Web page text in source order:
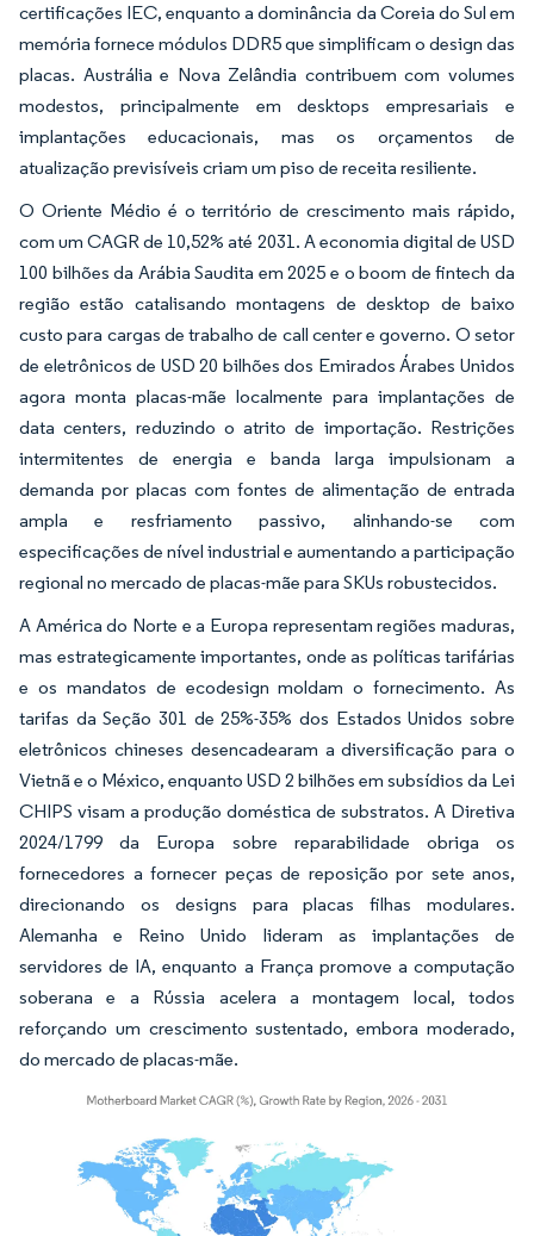
certificações IEC, enquanto a dominância da Coreia do Sul em
memória fornece módulos DDR5 que simplificam o design das
placas. Austrália e Nova Zelândia contribuem com volumes
modestos, principalmente em desktops empresariais e
implantações educacionais, mas os orçamentos de
atualização previsíveis criam um piso de receita resiliente.
O Oriente Médio é o território de crescimento mais rápido,
com um CAGR de 10,52% até 2031. A economia digital de USD
100 bilhões da Arábia Saudita em 2025 e o boom de fintech da
região estão catalisando montagens de desktop de baixo
custo para cargas de trabalho de call center e governo. O setor
de eletrônicos de USD 20 bilhões dos Emirados Árabes Unidos
agora monta placas-mãe localmente para implantações de
data centers, reduzindo o atrito de importação. Restrições
intermitentes de energia e banda larga impulsionam a
demanda por placas com fontes de alimentação de entrada
ampla e resfriamento passivo, alinhando-se com
especificações de nível industrial e aumentando a participação
regional no mercado de placas-mãe para SKUs robustecidos.
A América do Norte e a Europa representam regiões maduras,
mas estrategicamente importantes, onde as políticas tarifárias
e os mandatos de ecodesign moldam o fornecimento. As
tarifas da Seção 301 de 25%-35% dos Estados Unidos sobre
eletrônicos chineses desencadearam a diversificação para o
Vietnã e o México, enquanto USD 2 bilhões em subsídios da Lei
CHIPS visam a produção doméstica de substratos. A Diretiva
2024/1799 da Europa sobre reparabilidade obriga os
fornecedores a fornecer peças de reposição por sete anos,
direcionando os designs para placas filhas modulares.
Alemanha e Reino Unido lideram as implantações de
servidores de IA, enquanto a França promove a computação
soberana e a Rússia acelera a montagem local, todos
reforçando um crescimento sustentado, embora moderado,
do mercado de placas-mãe.